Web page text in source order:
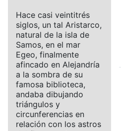
Hace casi veintitrés
siglos, un tal Aristarco,
natural de la isla de
Samos, en el mar
Egeo, finalmente
afincado en Alejandría
a la sombra de su
famosa biblioteca,
andaba dibujando
triángulos y
circunferencias en
relación con los astros